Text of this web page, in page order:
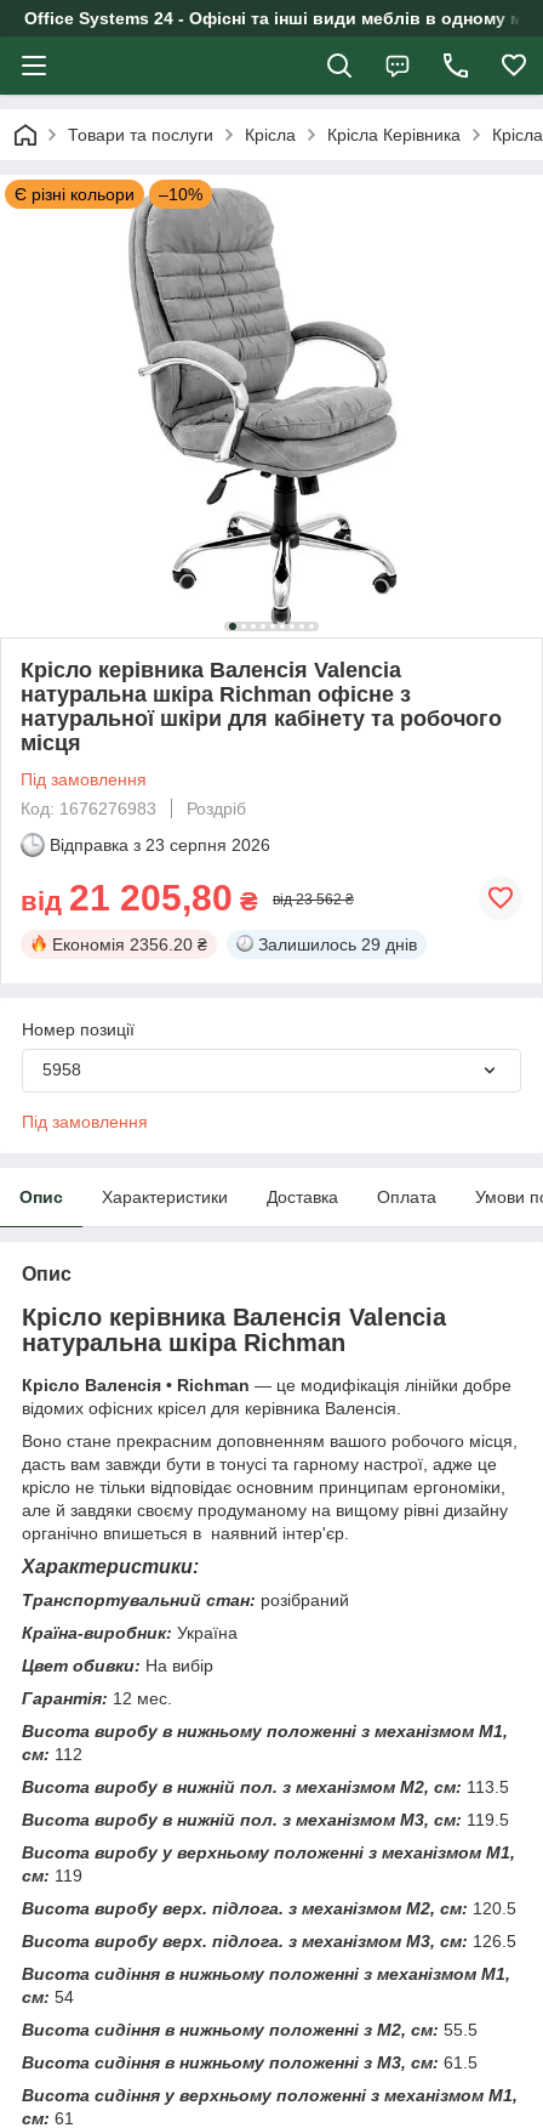
Office Systems 24 - Офісні та інші види меблів в одному
Товари та послуги Крісла Крісла Керівника
Є різні кольори –10%
Крісло керівника Валенсія Valencia
натуральна шкіра Richman офісне з
натуральної шкіри для кабінету та робочого
місця
Під замовлення
Код: 1676276983
Роздріб
Відправка з 23 серпня 2026
від 21 205,80 ₴ від 23 562 ₴
Економія 2356.20 ₴ Залишилось 29 днів
Номер позиції
5958
Під замовлення
Опис Характеристики Доставка Оплата Умови
Опис
Крісло керівника Валенсія Valencia
натуральна шкіра Richman
Крісло Валенсія • Richman — це модифікація лінійки добре
відомих офісних крісел для керівника Валенсія.
Воно стане прекрасним доповненням вашого робочого місця,
дасть вам завжди бути в тонусі та гарному настрої, адже це
крісло не тільки відповідає основним принципам ергономіки,
але й завдяки своєму продуманому на вищому рівні дизайну
органічно впишеться в наявний інтер'єр.
Характеристики:
Транспортувальний стан: розібраний
Країна-виробник: Україна
Цвет обивки: На вибір
Гарантія: 12 мес.
Висота виробу в нижньому положенні з механізмом М1,
см: 112
Висота виробу в нижній пол. з механізмом М2, см: 113.5
Висота виробу в нижній пол. з механізмом М3, см: 119.5
Висота виробу у верхньому положенні з механізмом М1,
см: 119
Висота виробу верх. підлога. з механізмом М2, см: 120.5
Висота виробу верх. підлога. з механізмом М3, см: 126.5
Висота сидіння в нижньому положенні з механізмом М1,
см: 54
Висота сидіння в нижньому положенні з М2, см: 55.5
Висота сидіння в нижньому положенні з М3, см: 61.5
Висота сидіння у верхньому положенні з механізмом М1,
см: 61